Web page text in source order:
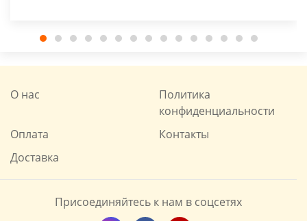
О нас
Политика
конфиденциальности
Оплата
Контакты
Доставка
Присоединяйтесь к нам в соцсетях